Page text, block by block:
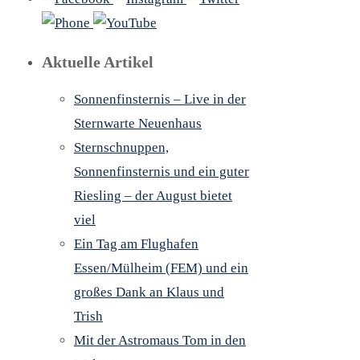
Aktuelle Artikel
Sonnenfinsternis – Live in der
Sternwarte Neuenhaus
Sternschnuppen,
Sonnenfinsternis und ein guter
Riesling – der August bietet
viel
Ein Tag am Flughafen
Essen/Mülheim (FEM) und ein
großes Dank an Klaus und
Trish
Mit der Astromaus Tom in den